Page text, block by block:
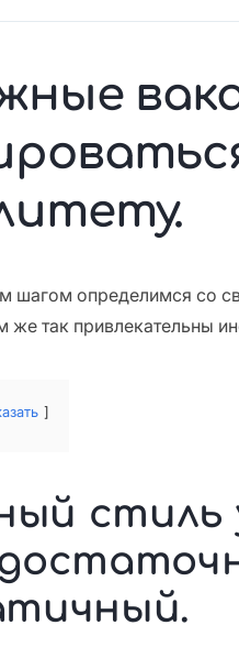
шагом определимся со
же так привлекательны
стиль